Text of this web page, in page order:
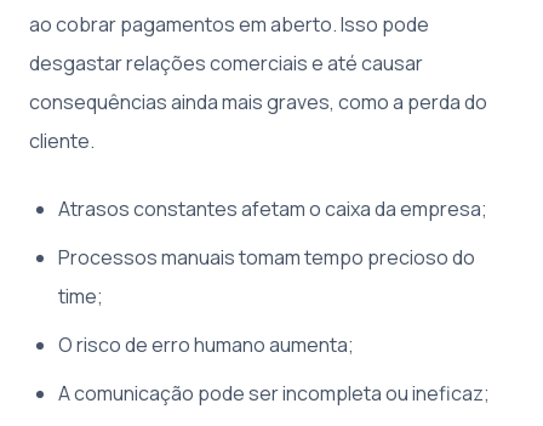
ao cobrar pagamentos em aberto. Isso pode
desgastar relações comerciais e até causar
consequências ainda mais graves, como a perda do
cliente.
Atrasos constantes afetam o caixa da empresa;
Processos manuais tomam tempo precioso do
time;
O risco de erro humano aumenta;
A comunicação pode ser incompleta ou ineficaz;